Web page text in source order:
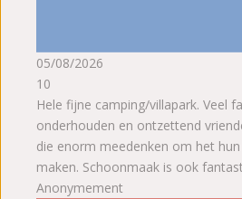
05/08/2026
10
Hele fijne camping/villapark. Veel
onderhouden en ontzettend
die enorm meedenken om het
maken. Schoonmaak is ook
Anonymement